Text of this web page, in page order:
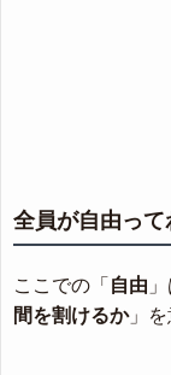
全員が自由っ
ここでの「 自由
間を割けるか」を